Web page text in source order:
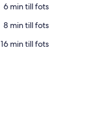
‪6 min till fots‬
‪8 min till fots‬
‪16 min till fots‬